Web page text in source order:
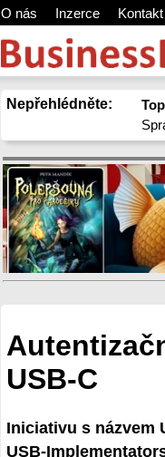
O nás Inzerce Kontakt
Nepřehlédněte:
USB-C
Iniciativu s názvem
USB-